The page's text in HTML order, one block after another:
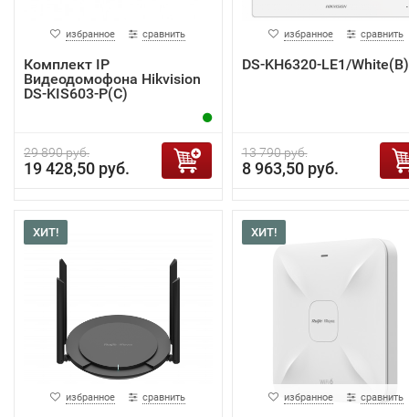
избранное сравнить
Комплект IP
Видеодомофона Hikvision
DS-KIS603-P(C)
29 890 руб.
19 428,50 руб.
избранное сравнить
DS-KH6320-LE1/White(B)
13 790 руб.
8 963,50 руб.
ХИТ!
избранное сравнить
ХИТ!
избранное сравнить